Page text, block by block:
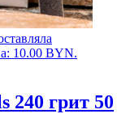
10.00 BYN.
грит 50